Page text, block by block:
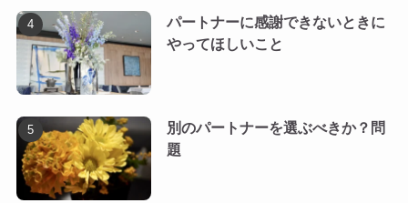
パートナーに感謝できないときに
やってほしいこと
別のパートナーを選ぶべきか？問
題